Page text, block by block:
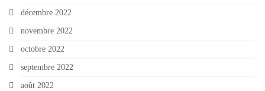
décembre 2022
novembre 2022
octobre 2022
septembre 2022
août 2022